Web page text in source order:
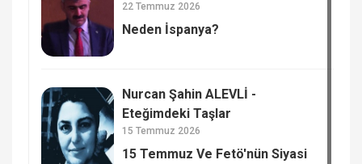
22 Temmuz 2026
Neden İspanya?
Nurcan Şahin ALEVLİ -
Eteğimdeki Taşlar
15 Temmuz 2026
15 Temmuz Ve Fetö'nün Siyasi